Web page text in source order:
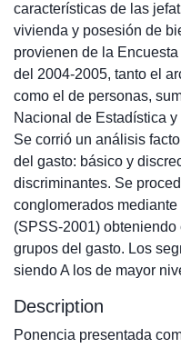
características de las
vivienda y posesión de
provienen de la
del 2004-2005, tanto el
como el de personas,
Nacional de Estadística y
Se corrió un análisis
del gasto: básico y
discriminantes. Se
conglomerados mediante
(SPSS-2001)
grupos del gasto. Los
siendo A los de mayor
Description
Ponencia presentada